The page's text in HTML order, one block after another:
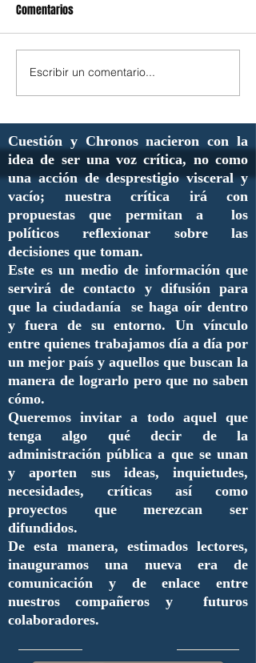
Comentarios
Escribir un comentario...
Cuestión y Chronos nacieron con la
idea de ser una voz crítica, no como
una acción de desprestigio visceral y
vacío; nuestra crítica irá con
propuestas que permitan a los
políticos reflexionar sobre las
decisiones que toman.
Este es un medio de información que
servirá de contacto y difusión para
que la ciudadanía se haga oír dentro
y fuera de su entorno. Un vínculo
entre quienes trabajamos día a día por
un mejor país y aquellos que buscan la
manera de lograrlo pero que no saben
cómo.
Queremos invitar a todo aquel que
tenga algo qué decir de la
administración pública a que se unan
y aporten sus ideas, inquietudes,
necesidades, críticas así como
proyectos que merezcan ser
difundidos.
De esta manera, estimados lectores,
inauguramos una nueva era de
comunicación y de enlace entre
nuestros compañeros y futuros
colaboradores.